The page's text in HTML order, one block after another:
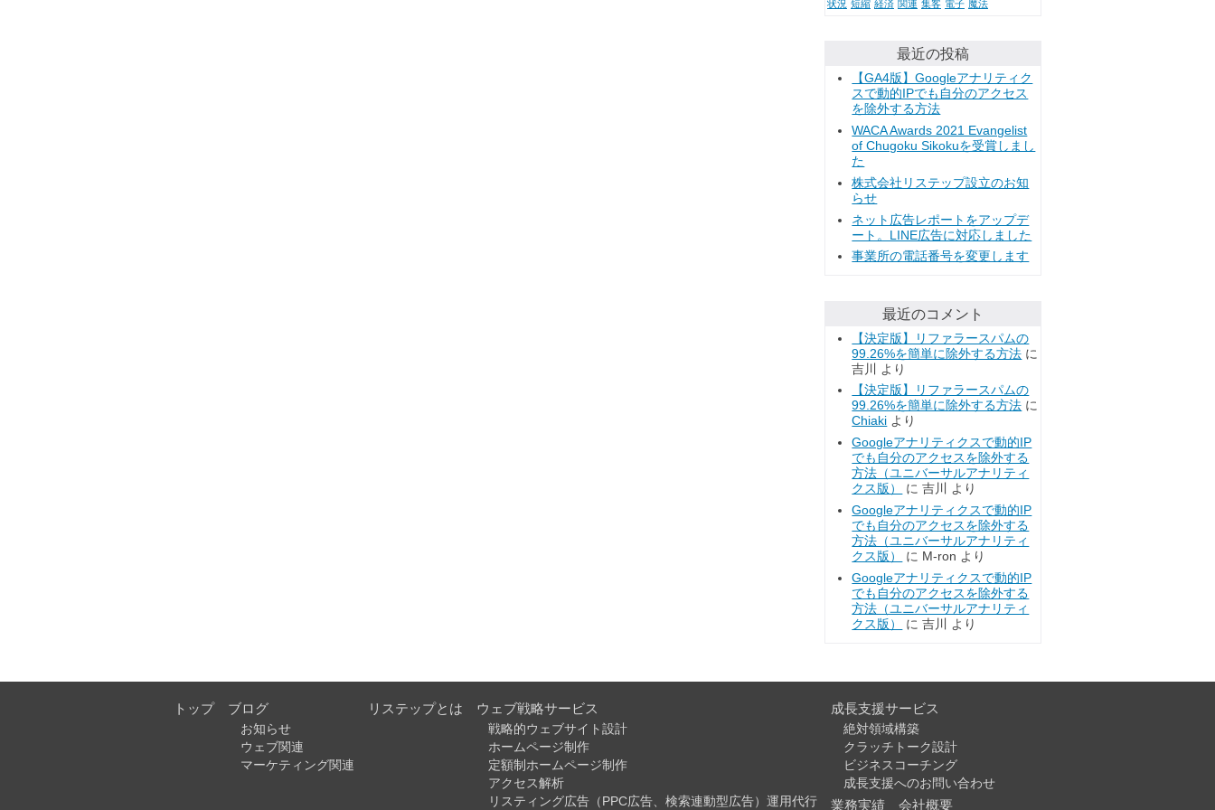
状況 短縮 経済 関連 集客 電子 魔法
最近の投稿
【GA4版】Googleアナリティク
スで動的IPでも自分のアクセス
を除外する方法
WACA Awards 2021 Evangelist
of Chugoku Sikokuを受賞しまし
た
株式会社リステップ設立のお知
らせ
ネット広告レポートをアップデ
ート。LINE広告に対応しました
事業所の電話番号を変更します
最近のコメント
【決定版】リファラースパムの
99.26%を簡単に除外する方法 に
吉川
より
【決定版】リファラースパムの
99.26%を簡単に除外する方法 に
Chiaki より
Googleアナリティクスで動的IP
でも自分のアクセスを除外する
方法（ユニバーサルアナリティ
クス版）
に吉川
より
Googleアナリティクスで動的IP
でも自分のアクセスを除外する
方法（ユニバーサルアナリティ
クス版）
に M-ron より
Googleアナリティクスで動的IP
でも自分のアクセスを除外する
方法（ユニバーサルアナリティ
クス版）
に吉川 より
トップ ブログ
お知らせ
ウェブ関連
マーケティング関連
リステップとは ウェブ戦略サービス
戦略的ウェブサイト設計
ホームページ制作
定額制ホームページ制作
アクセス解析
リスティング広告（PPC広告、検索連動型広告）運用代行
成長支援サービス
絶対領域構築
クラッチトーク設計
ビジネスコーチング
成長支援へのお問い合わせ
業務実績 会社概要